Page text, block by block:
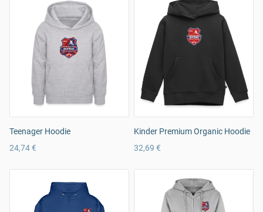
Teenager Hoodie
24,74 €
Kinder Premium Organic Hoodie
32,69 €